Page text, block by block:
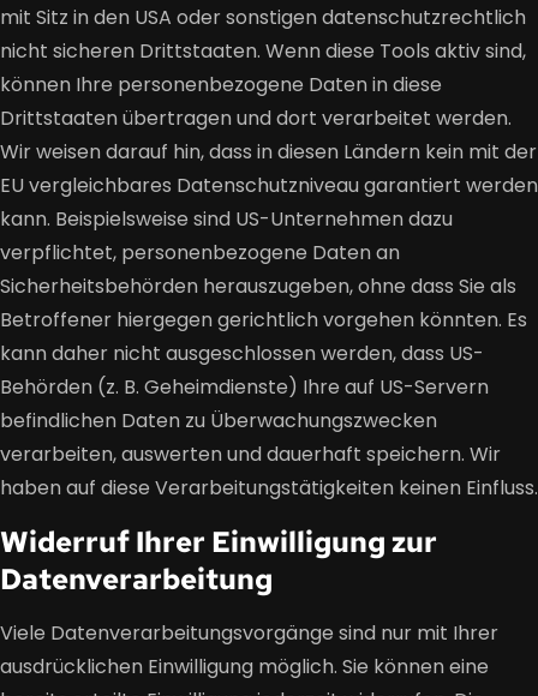
mit Sitz in den USA oder sonstigen datenschutzrechtlich
nicht sicheren Drittstaaten. Wenn diese Tools aktiv sind,
können Ihre personenbezogene Daten in diese
Drittstaaten übertragen und dort verarbeitet werden.
Wir weisen darauf hin, dass in diesen Ländern kein mit der
EU vergleichbares Datenschutzniveau garantiert werden
kann. Beispielsweise sind US-Unternehmen dazu
verpflichtet, personenbezogene Daten an
Sicherheitsbehörden herauszugeben, ohne dass Sie als
Betroffener hiergegen gerichtlich vorgehen könnten. Es
kann daher nicht ausgeschlossen werden, dass US-
Behörden (z. B. Geheimdienste) Ihre auf US-Servern
befindlichen Daten zu Überwachungszwecken
verarbeiten, auswerten und dauerhaft speichern. Wir
haben auf diese Verarbeitungstätigkeiten keinen Einfluss.
Widerruf Ihrer Einwilligung zur
Datenverarbeitung
Viele Datenverarbeitungsvorgänge sind nur mit Ihrer
ausdrücklichen Einwilligung möglich. Sie können eine